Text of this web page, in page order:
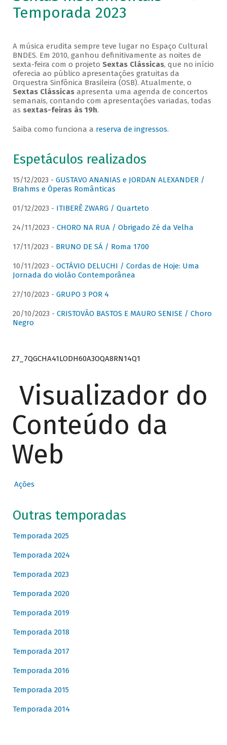
Temporada 2023
A música erudita sempre teve lugar no Espaço Cultural
BNDES. Em 2010, ganhou definitivamente as noites de
sexta-feira com o projeto Sextas Clássicas, que no início
oferecia ao público apresentações gratuitas da
Orquestra Sinfônica Brasileira (OSB). Atualmente, o
Sextas Clássicasapresenta uma agenda de concertos
semanais, contando com apresentações variadas, todas
as sextas-feiras às 19h.
Saiba como funciona a reserva de ingressos.
Espetáculos realizados
15/12/2023 - GUSTAVO ANANIAS e JORDAN ALEXANDER /
Brahms e Óperas Românticas
01/12/2023 - ITIBERÊ ZWARG / Quarteto
24/11/2023 - CHORO NA RUA / Obrigado Zé da Velha
17/11/2023 - BRUNO DE SÁ / Roma 1700
10/11/2023 - OCTÁVIO DELUCHI / Cordas de Hoje: Uma
Jornada do violão Contemporânea
27/10/2023 - GRUPO 3 POR 4
20/10/2023 - CRISTOVÃO BASTOS E MAURO SENISE / Choro
Negro
Z7_7QGCHA41LODH60A3OQA8RN14Q1
Visualizador do
Conteúdo da
Web
Ações
Outras temporadas
Temporada 2025
Temporada 2024
Temporada 2023
Temporada 2020
Temporada 2019
Temporada 2018
Temporada 2017
Temporada 2016
Temporada 2015
Temporada 2014